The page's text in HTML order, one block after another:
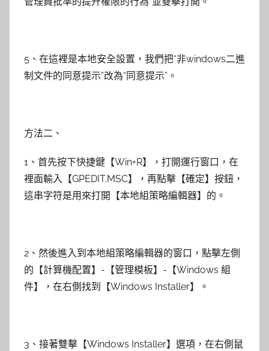
5、在這裡是本地安全設置，我們把“非windows二進
制文件的同意提示”改為“同意提示”。
方法二、
1、首先按下快捷鍵【Win+R】，打開運行窗口，在
裡面輸入【GPEDIT.MSC】，再點擊【確定】按鈕，
這串字符是用來打開【本地組策略編輯器】的。
2、然後進入到本地組策略編輯器的窗口，點擊左側
的【計算機配置】-【管理模板】-【Windows 組
件】，在右側找到【Windows Installer】。
3、接著雙擊【Windows Installer】選項，在右側鼠